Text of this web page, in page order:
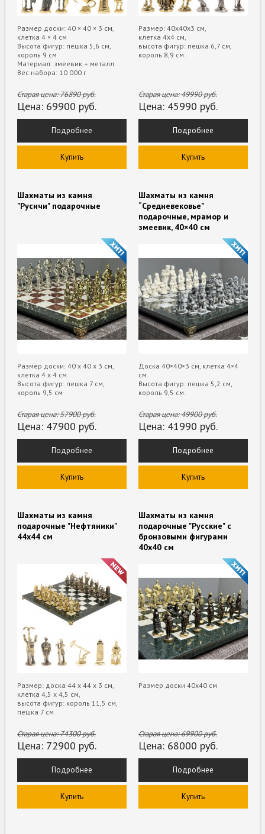
Размер доски: 40 × 40 × 3 см,
клетка 4 × 4 см
Высота фигур: пешка 5,6 см,
король 9 см
Материал: змеевик + металл
Вес набора: 10 000 г
Старая цена:76890руб.
Цена: 69900 руб.
Подробнее
Купить
Размер: 40х40х3 см,
клетка 4х4 см,
высота фигур: пешка 6,7 см,
король 8,9 см.
Старая цена:49990руб.
Цена: 45990 руб.
Подробнее
Купить
Шахматы из камня
"Русичи" подарочные
Размер доски: 40 х 40 х 3 см,
клетка 4 х 4 см.
Высота фигур: пешка 7 см,
король 9,5 см
Старая цена:57900руб.
Цена: 47900 руб.
Подробнее
Купить
Шахматы из камня
“Средневековье”
подарочные, мрамор и
змеевик, 40×40 см
Доска 40×40×3 см, клетка 4×4
см.
Высота фигур: пешка 5,2 см,
король 9,5 см.
Старая цена:49900руб.
Цена: 41990 руб.
Подробнее
Купить
Шахматы из камня
подарочные "Нефтяники"
44х44 см
Размер: доска 44 х 44 х 3 см,
клетка 4,5 х 4,5 см,
высота фигур: король 11,5 см,
пешка 7 см
Старая цена:74300руб.
Цена: 72900 руб.
Подробнее
Купить
Шахматы из камня
подарочные "Русские" с
бронзовыми фигурами
40х40 см
Размер доски 40х40 см
Старая цена:69900руб.
Цена: 68000 руб.
Подробнее
Купить